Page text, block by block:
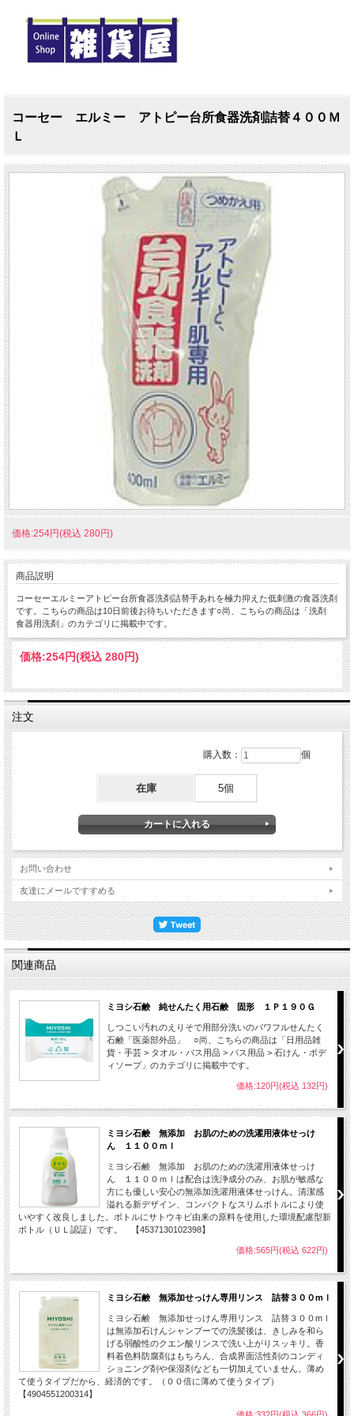
コーセー エルミー アトピー台所食器洗剤詰替４００Ｍ
Ｌ
価格:254円(税込 280円)
商品説明
コーセーエルミーアトピー台所食器洗剤詰替手あれを極力抑えた低刺激の食器洗剤
です。こちらの商品は10日前後お待ちいただきます○尚、こちらの商品は「洗剤
食器用洗剤」のカテゴリに掲載中です。
価格:254円(税込 280円)
注文
購入数： 個
在庫 5個
お問い合わせ
友達にメールですすめる
関連商品
ミヨシ石鹸 純せんたく用石鹸 固形 １Ｐ１９０Ｇ
しつこい汚れのえりそで用部分洗いのパワフルせんたく
石鹸「医薬部外品」 ○尚、こちらの商品は「日用品雑
貨・手芸 > タオル・バス用品 > バス用品 > 石けん・ボデ
ィソープ」のカテゴリに掲載中です。
価格:120円(税込 132円)
ミヨシ石鹸 無添加 お肌のための洗濯用液体せっけ
ん １１００ｍｌ
ミヨシ石鹸 無添加 お肌のための洗濯用液体せっけ
ん １１００ｍｌは配合は洗浄成分のみ、お肌が敏感な
方にも優しい安心の無添加洗濯用液体せっけん。清潔感
溢れる新デザイン、コンパクトなスリムボトルにより使
いやすく改良しました。ボトルにサトウキビ由来の原料を使用した環境配慮型新
ボトル（ＵＬ認証）です。 【4537130102398】
価格:565円(税込 622円)
ミヨシ石鹸 無添加せっけん専用リンス 詰替３００mｌ
ミヨシ石鹸 無添加せっけん専用リンス 詰替３００mｌ
は無添加石けんシャンプーでの洗髪後は、きしみを和ら
げる弱酸性のクエン酸リンスで洗い上がりスッキリ。香
料着色料防腐剤はもちろん、合成界面活性剤のコンディ
ショニング剤や保湿剤なども一切加えていません。薄め
て使うタイプだから、経済的です。（００倍に薄めて使うタイプ）
【4904551200314】